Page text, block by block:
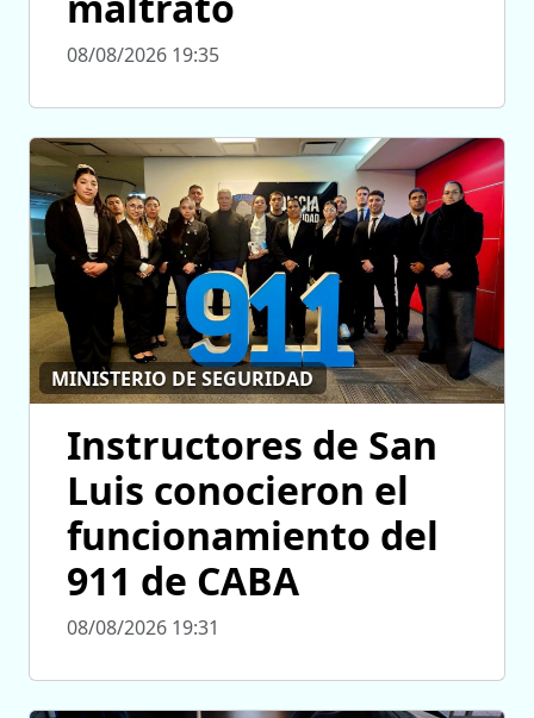
08/08/2026 19:35
MINISTERIO DE SEGURIDAD
Instructores de San
Luis conocieron el
funcionamiento del
911 de CABA
08/08/2026 19:31